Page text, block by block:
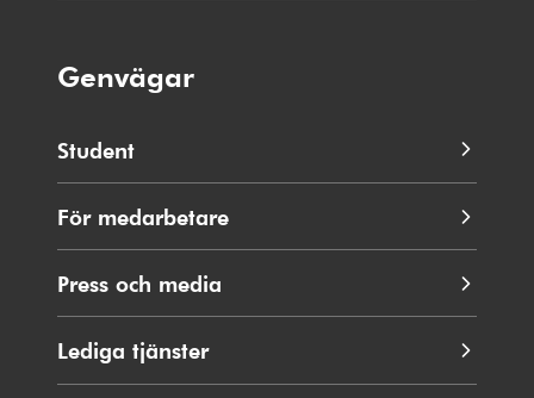
Genvägar
Student
För medarbetare
Press och media
Lediga tjänster